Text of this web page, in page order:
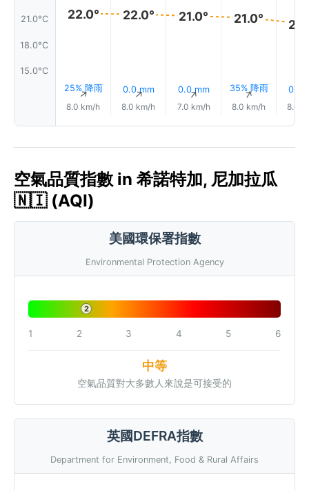
21.0°C
18.0°C
15.0°C
22.0°
25% 降雨
↑
8.0 km/h
22.0°
0.0 mm
↑
8.0 km/h
21.0°
0.0 mm
↑
7.0 km/h
21.0°
35% 降雨
↑
8.0 km/h
0.0
8.0
空氣品質指數 in 希諾特加, 尼加拉瓜
🇳🇮 (AQI)
美國環保署指數
Environmental Protection Agency
2
1 2 3 4 5 6
中等
空氣品質對大多數人來說是可接受的
英國DEFRA指數
Department for Environment, Food & Rural Affairs